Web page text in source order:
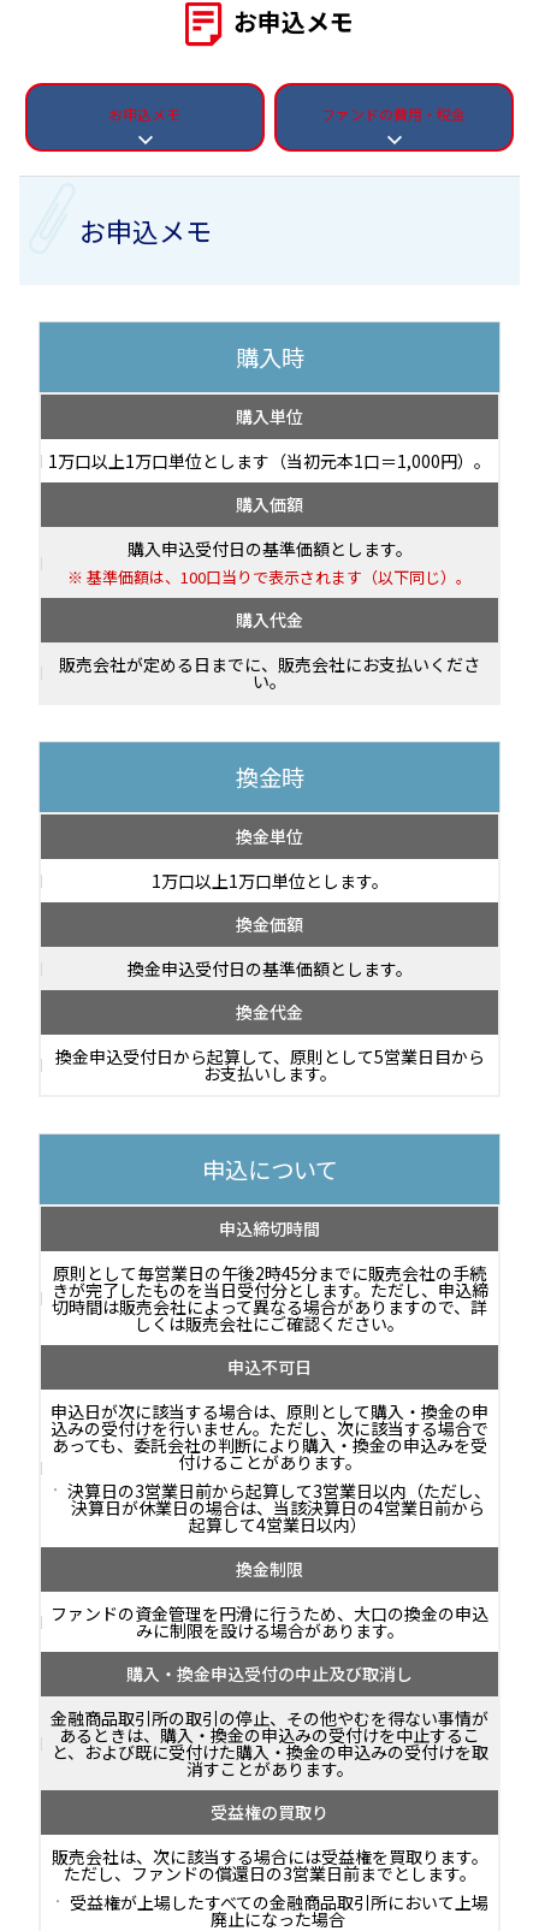
お申込メモ
お申込メモ ファンドの費用・税金
お申込メモ
購入時
購入単位
1万口以上1万口単位とします（当初元本1口＝1,000円）。
購入価額
購入申込受付日の基準価額とします。
基準価額は、100口当りで表示されます（以下同じ）。
購入代金
販売会社が定める日までに、販売会社にお支払いくださ
い。
換金時
換金単位
1万口以上1万口単位とします。
換金価額
換金申込受付日の基準価額とします。
換金代金
換金申込受付日から起算して、原則として5営業日目から
お支払いします。
申込について
申込締切時間
原則として毎営業日の午後2時45分までに販売会社の手続
きが完了したものを当日受付分とします。ただし、申込締
切時間は販売会社によって異なる場合がありますので、詳
しくは販売会社にご確認ください。
申込不可日
申込日が次に該当する場合は、原則として購入・換金の申
込みの受付けを行いません。ただし、次に該当する場合で
あっても、委託会社の判断により購入・換金の申込みを受
付けることがあります。
決算日の3営業日前から起算して3営業日以内（ただし、
決算日が休業日の場合は、当該決算日の4営業日前から
起算して4営業日以内）
換金制限
ファンドの資金管理を円滑に行うため、大口の換金の申込
みに制限を設ける場合があります。
購入・換金申込受付の中止及び取消し
金融商品取引所の取引の停止、その他やむを得ない事情が
あるときは、購入・換金の申込みの受付けを中止するこ
と、および既に受付けた購入・換金の申込みの受付けを取
消すことがあります。
受益権の買取り
販売会社は、次に該当する場合には受益権を買取ります。
ただし、ファンドの償還日の3営業日前までとします。
受益権が上場したすべての金融商品取引所において上場
廃止になった場合